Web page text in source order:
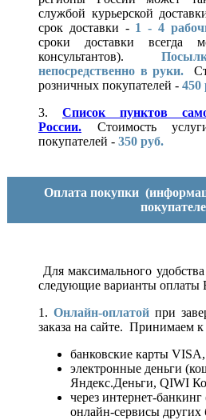
службой курьерской
срок доставки - 1 - 4
сроки доставки всегда
консультантов).
непосредственно в руки.
розничных покупателей - 450
3. Список пунктов
России.
Стоимость
покупателей - 350 руб.
Оплата покупки
Для максимального
следующие варианты оплаты
1. Онлайн-оплатой при
заказа на сайте. Принимаем к
банковские карты
электронные деньги
Яндекс.Деньги, QIWI
через интернет-
онлайн-сервисы других